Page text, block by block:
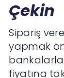
Çekin
Sipariş
yapmak
fiyatına